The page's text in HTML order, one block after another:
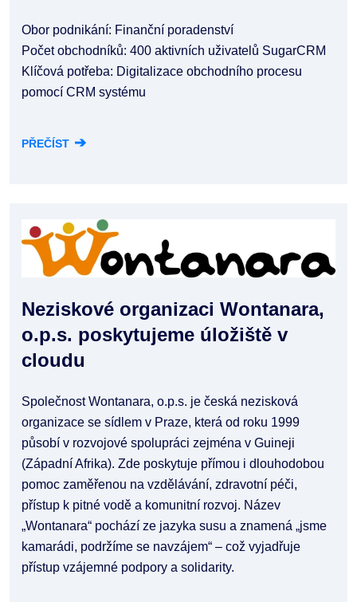
Obor podnikání: Finanční poradenství
Počet obchodníků: 400 aktivních uživatelů SugarCRM
Klíčová potřeba: Digitalizace obchodního procesu
pomocí CRM systému
PŘEČÍST ➔
Neziskové organizaci Wontanara,
o.p.s. poskytujeme úložiště v
cloudu
Společnost Wontanara, o.p.s. je česká nezisková
organizace se sídlem v Praze, která od roku 1999
působí v rozvojové spolupráci zejména v Guineji
(Západní Afrika). Zde poskytuje přímou i dlouhodobou
pomoc zaměřenou na vzdělávání, zdravotní péči,
přístup k pitné vodě a komunitní rozvoj. Název
„Wontanara“ pochází ze jazyka susu a znamená „jsme
kamarádi, podržíme se navzájem“ – což vyjadřuje
přístup vzájemné podpory a solidarity.